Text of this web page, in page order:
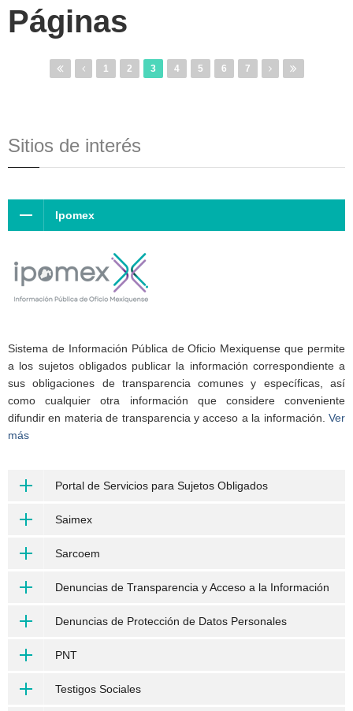
Páginas
1 2 3 4 5 6 7
Sitios de interés
Ipomex
Sistema de Información Pública de Oficio Mexiquense que permite
a los sujetos obligados publicar la información correspondiente a
sus obligaciones de transparencia comunes y específicas, así
como cualquier otra información que considere conveniente
difundir en materia de transparencia y acceso a la información. Ver
más
Portal de Servicios para Sujetos Obligados
Saimex
Sarcoem
Denuncias de Transparencia y Acceso a la Información
Denuncias de Protección de Datos Personales
PNT
Testigos Sociales